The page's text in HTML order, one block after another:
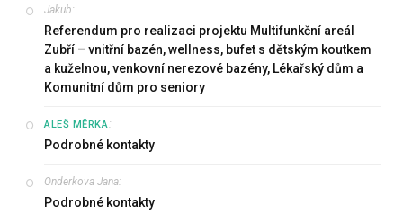
Jakub:
Referendum pro realizaci projektu Multifunkční areál
Zubří – vnitřní bazén, wellness, bufet s dětským koutkem
a kuželnou, venkovní nerezové bazény, Lékařský dům a
Komunitní dům pro seniory
ALEŠ MĚRKA:
Podrobné kontakty
Onderkova Jana:
Podrobné kontakty